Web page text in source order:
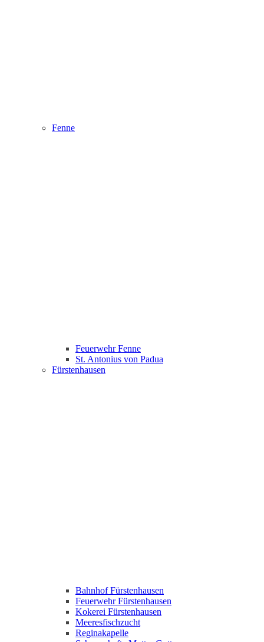
Fenne
Feuerwehr Fenne
St. Antonius von Padua
Fürstenhausen
Bahnhof Fürstenhausen
Feuerwehr Fürstenhausen
Kokerei Fürstenhausen
Meeresfischzucht
Reginakapelle